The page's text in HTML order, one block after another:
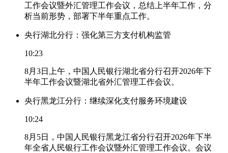
工作会议暨外汇管理工作会议，总结上半年工作，分
析当前形势，部署下半年重点工作。
央行湖北分行：强化第三方支付机构监管
10:23
8月3日上午，中国人民银行湖北省分行召开2026年下
半年工作会议暨湖北省外汇管理工作会议。
央行黑龙江分行：继续深化支付服务环境建设
10:24
8月5日，中国人民银行黑龙江省分行召开2026年下半
年全省人民银行工作会议暨外汇管理工作会议。会议